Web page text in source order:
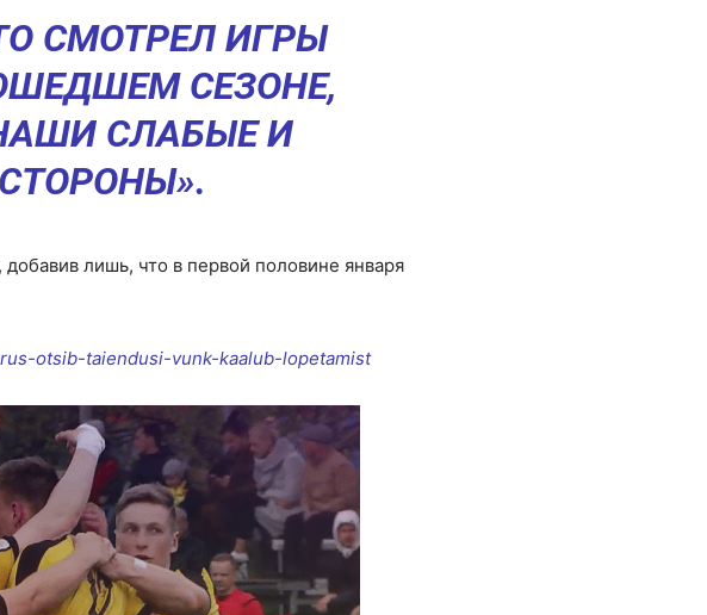
СМОТРЕЛ ИГРЫ
СЕЗОНЕ,
СЛАБЫЕ И
лишь, что в первой половине января
otsib-taiendusi-vunk-kaalub-lopetamist